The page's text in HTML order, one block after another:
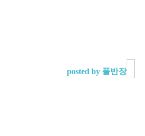
posted by 풀반장